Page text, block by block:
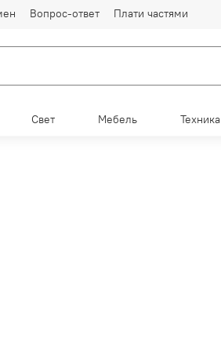
Вопрос-ответ Плати частями
Свет Мебель Техника